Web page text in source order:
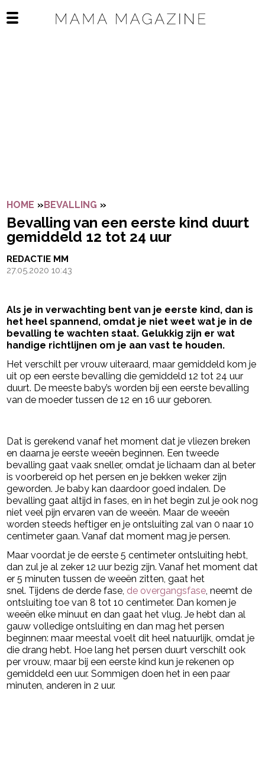
Open het mobiele menu
HOME »BEVALLING »
Bevalling van een eerste kind duurt
gemiddeld 12 tot 24 uur
REDACTIE MM
27.05.2020 10:43
Als je in verwachting bent van je eerste kind, dan is
het heel spannend, omdat je niet weet wat je in de
bevalling te wachten staat. Gelukkig zijn er wat
handige richtlijnen om je aan vast te houden.
Het verschilt per vrouw uiteraard, maar gemiddeld kom je
uit op een eerste bevalling die gemiddeld 12 tot 24 uur
duurt. De meeste baby’s worden bij een eerste bevalling
van de moeder tussen de 12 en 16 uur geboren.
Dat is gerekend vanaf het moment dat je vliezen breken
en daarna je eerste weeën beginnen. Een tweede
bevalling gaat vaak sneller, omdat je lichaam dan al beter
is voorbereid op het persen en je bekken weker zijn
geworden. Je baby kan daardoor goed indalen. De
bevalling gaat altijd in fases, en in het begin zul je ook nog
niet veel pijn ervaren van de weeën. Maar de weeën
worden steeds heftiger en je ontsluiting zal van 0 naar 10
centimeter gaan. Vanaf dat moment mag je persen.
Maar voordat je de eerste 5 centimeter ontsluiting hebt,
dan zul je al zeker 12 uur bezig zijn. Vanaf het moment dat
er 5 minuten tussen de weeën zitten, gaat het
snel. Tijdens de derde fase, de overgangsfase, neemt de
ontsluiting toe van 8 tot 10 centimeter. Dan komen je
weeën elke minuut en dan gaat het vlug. Je hebt dan al
gauw volledige ontsluiting en dan mag het persen
beginnen: maar meestal voelt dit heel natuurlijk, omdat je
die drang hebt. Hoe lang het persen duurt verschilt ook
per vrouw, maar bij een eerste kind kun je rekenen op
gemiddeld een uur. Sommigen doen het in een paar
minuten, anderen in 2 uur.